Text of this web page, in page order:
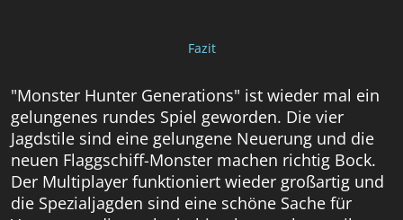
Fazit
"Monster Hunter Generations" ist wieder mal ein
gelungenes rundes Spiel geworden. Die vier
Jagdstile sind eine gelungene Neuerung und die
neuen Flaggschiff-Monster machen richtig Bock.
Der Multiplayer funktioniert wieder großartig und
die Spezialjagden sind eine schöne Sache für